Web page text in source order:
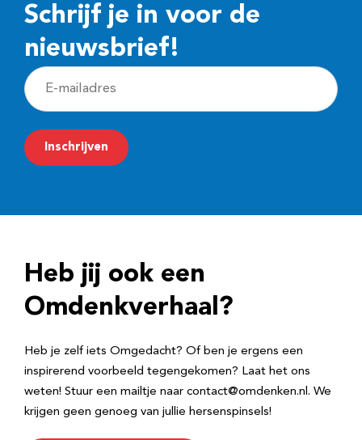
Schrijf je in voor de
nieuwsbrief!
E
-
m
a
r
e
Inschrijven
Heb jij ook een
Omdenkverhaal?
Heb je zelf iets Omgedacht? Of ben je ergens een
inspirerend voorbeeld tegengekomen? Laat het ons
weten! Stuur een mailtje naar contact@omdenken.nl. We
krijgen geen genoeg van jullie hersenspinsels!